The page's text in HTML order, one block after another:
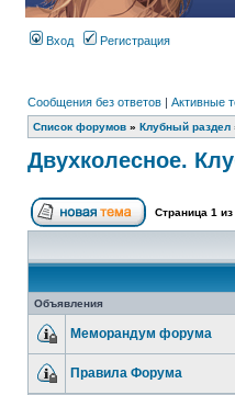
Вход Регистрация
Сообщения без ответов | Активные
Список форумов » Клубный раздел
Двухколесное.
Страница 1 из
Объявления
Меморандум форума
Правила Форума